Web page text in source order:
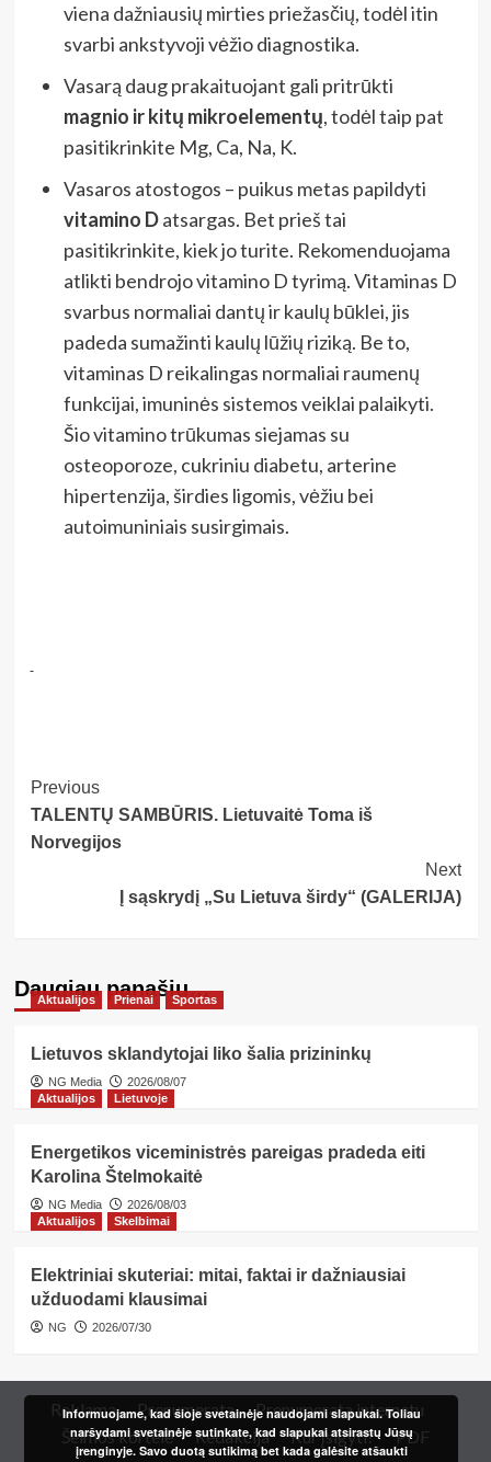
viena dažniausių mirties priežasčių, todėl itin
svarbi ankstyvoji vėžio diagnostika.
Vasarą daug prakaituojant gali pritrūkti
magnio ir kitų mikroelementų, todėl taip pat
pasitikrinkite Mg, Ca, Na, K.
Vasaros atostogos – puikus metas papildyti
vitamino Datsargas. Bet prieš tai
pasitikrinkite, kiek jo turite. Rekomenduojama
atlikti bendrojo vitamino D tyrimą. Vitaminas D
svarbus normaliai dantų ir kaulų būklei, jis
padeda sumažinti kaulų lūžių riziką. Be to,
vitaminas D reikalingas normaliai raumenų
funkcijai, imuninės sistemos veiklai palaikyti.
Šio vitamino trūkumas siejamas su
osteoporoze, cukriniu diabetu, arterine
hipertenzija, širdies ligomis, vėžiu bei
autoimuniniais susirgimais.
Post
Navigation
Previous
TALENTŲ SAMBŪRIS. Lietuvaitė Toma iš
Norvegijos
Next
Į sąskrydį „Su Lietuva širdy“ (GALERIJA)
Daugiau panašių…
Aktualijos Prienai Sportas
Lietuvos sklandytojai liko šalia prizininkų
NG Media
2026/08/07
Aktualijos
Lietuvoje
Energetikos viceministrės pareigas pradeda eiti
Karolina Štelmokaitė
NG Media
2026/08/03
Aktualijos
Skelbimai
Elektriniai skuteriai: mitai, faktai ir dažniausiai
užduodami klausimai
NG 2026/07/30
Reklama Prenumerata
Prenumerata internetu
Šeimos kortelė
Redakcija Kur įsigyti? PDF
Informuojame, kad šioje svetainėje naudojami slapukai. Toliau
naršydami svetainėje sutinkate, kad slapukai atsirastų Jūsų
įrenginyje. Savo duotą sutikimą bet kada galėsite atšaukti